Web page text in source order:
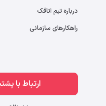
درباره تیم اتاقک
راهکارهای سازمانی
ارتباط با پشتیبانی